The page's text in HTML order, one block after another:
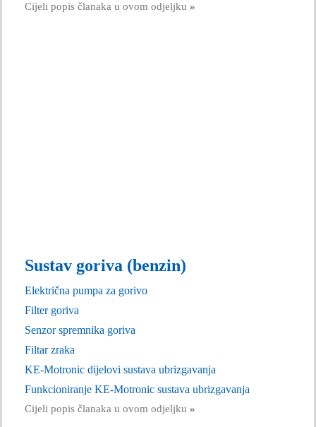
Cijeli popis članaka u ovom odjeljku »
Sustav goriva (benzin)
Električna pumpa za gorivo
Filter goriva
Senzor spremnika goriva
Filtar zraka
KE-Motronic dijelovi sustava ubrizgavanja
Funkcioniranje KE-Motronic sustava ubrizgavanja
Cijeli popis članaka u ovom odjeljku »